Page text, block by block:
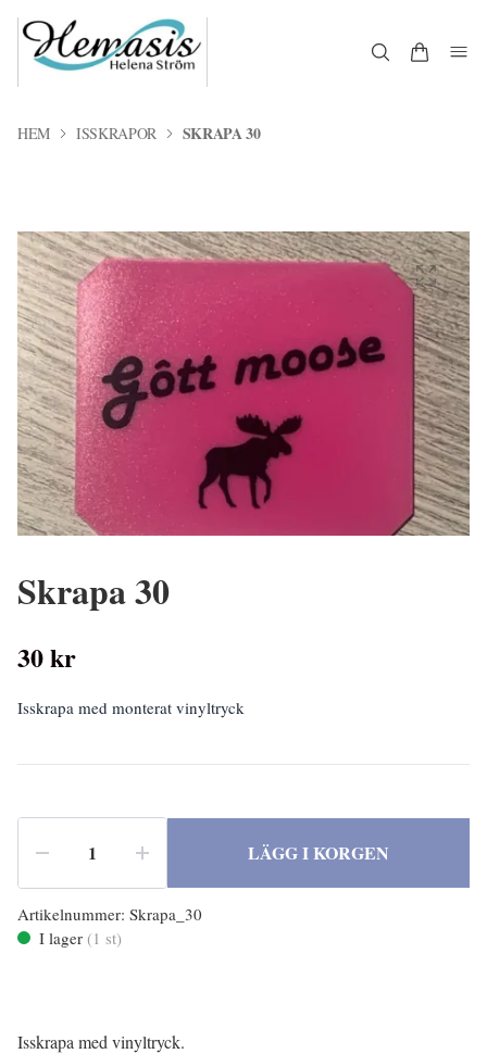
HEM ISSKRAPOR SKRAPA 30
Skrapa 30
30 kr
Isskrapa med monterat vinyltryck
LÄGG I KORGEN
Artikelnummer: Skrapa_30
I lager (1 st)
Isskrapa med vinyltryck.